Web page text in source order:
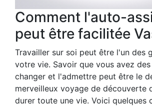
Comment l'auto-
peut être facilitée
Travailler sur soi peut être l'un des
votre vie. Savoir que vous avez des
changer et l'admettre peut être le
merveilleux voyage de découverte
durer toute une vie. Voici quelques